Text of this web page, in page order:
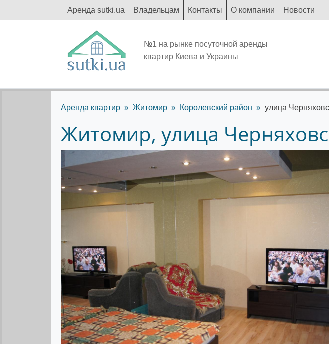
Аренда sutki.ua Владельцам Контакты О компании Новости
№1 на рынке посуточной аренды
квартир Киева и Украины
Аренда квартир Житомир Королевский район улица
Житомир, улица
Предыдущее